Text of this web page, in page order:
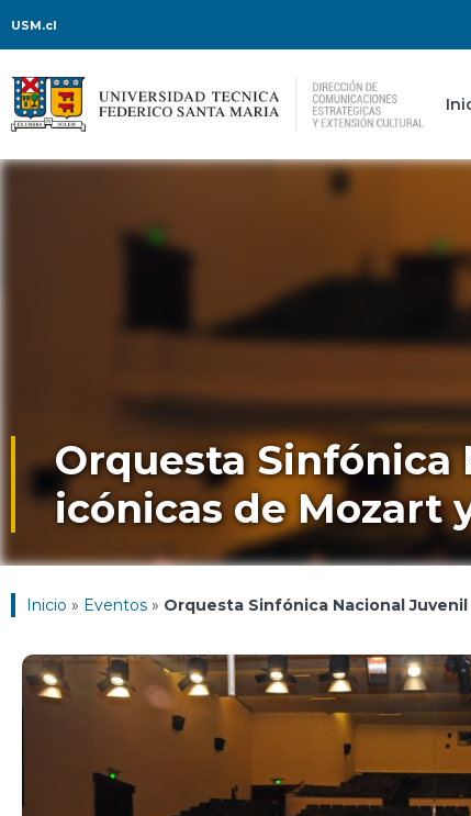
USM.cl
Orquesta Sinfónica
icónicas de Mozart
Inicio » Eventos » Orquesta Sinfónica Nacional